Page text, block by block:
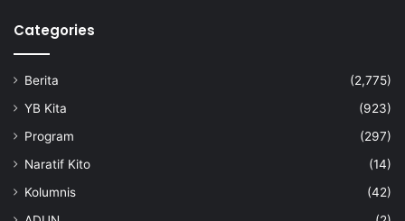
,
s
a
s
e
e
n
Categories
Berita
(2,775)
YB Kita
(923)
Program
(297)
Naratif Kito
(14)
Kolumnis
(42)